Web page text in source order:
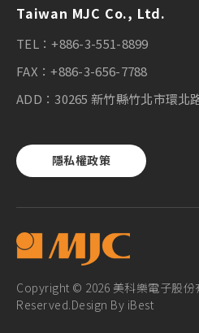
Taiwan MJC Co., Ltd.
TEL：+886-3-551-8899
FAX：+886-3-656-7788
ADD：30265 新竹縣竹北市環北
Copyright © 2026 美科樂電子股份
Reserved.Design By iBest
隱私權政策